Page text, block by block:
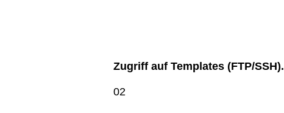
Zugriff auf Templates (FTP/SSH).